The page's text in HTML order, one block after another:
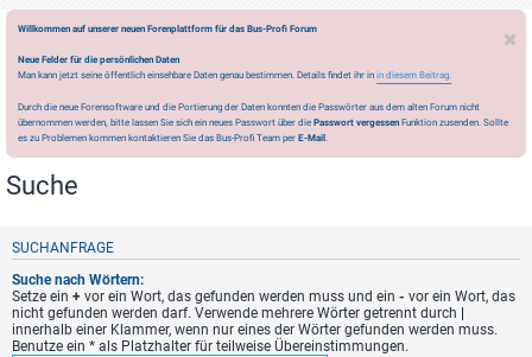
Willkommen auf unserer neuen Forenplattform für das Bus-Profi Forum
Neue Felder für die persönlichen Daten
Man kann jetzt seine öffentlich einsehbare Daten genau bestimmen. Details findet ihr in in diesem Beitrag.
Durch die neue Forensoftware und die Portierung der Daten konnten die Passwörter aus dem alten Forum nicht
übernommen werden, bitte lassen Sie sich ein neues Passwort über die Passwort vergessen Funktion zusenden. Sollte
es zu Problemen kommen kontaktieren Sie das Bus-Profi Team per E-Mail.
Suche
SUCHANFRAGE
Suche nach Wörtern:
Setze ein + vor ein Wort, das gefunden werden muss und ein - vor ein Wort, das
nicht gefunden werden darf. Verwende mehrere Wörter getrennt durch |
innerhalb einer Klammer, wenn nur eines der Wörter gefunden werden muss.
Benutze ein * als Platzhalter für teilweise Übereinstimmungen.